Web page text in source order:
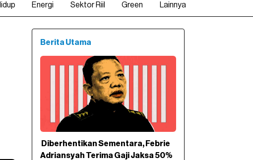
Energi Sektor Riil Green Lainnya
Berita Utama
Diberhentikan Sementara, Febrie
Adriansyah Terima Gaji Jaksa 50%